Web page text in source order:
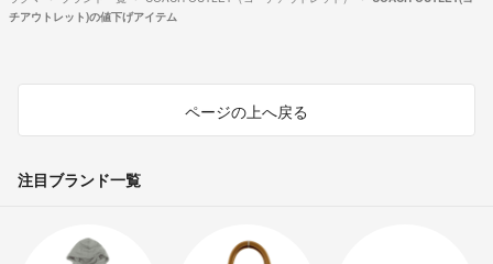
チアウトレット)の値下げアイテム
ページの上へ戻る
注目ブランド一覧